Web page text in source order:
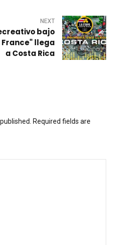
NEXT
bajo
France" llega
a Costa Rica
Required fields are